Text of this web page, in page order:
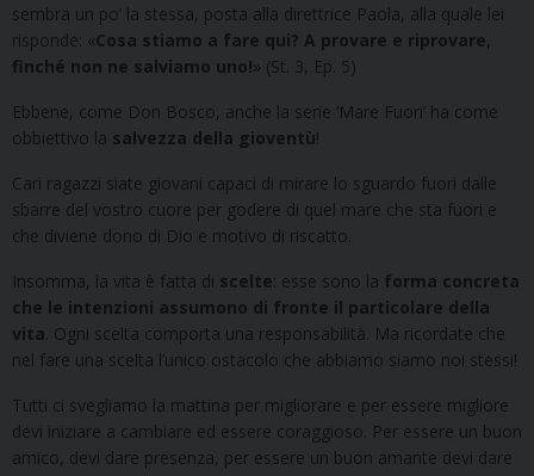
sembra un po’ la stessa, posta alla direttrice Paola, alla quale lei
risponde: «Cosa stiamo a fare qui? A provare e riprovare,
finché non ne salviamo uno!» (St. 3, Ep. 5)
Ebbene, come Don Bosco, anche la serie ‘Mare Fuori’ ha come
obbiettivo la salvezza della gioventù!
Cari ragazzi siate giovani capaci di mirare lo sguardo fuori dalle
sbarre del vostro cuore per godere di quel mare che sta fuori e
che diviene dono di Dio e motivo di riscatto.
Insomma, la vita è fatta di scelte: esse sono la forma concreta
che le intenzioni assumono di fronte il particolare della
vita. Ogni scelta comporta una responsabilità. Ma ricordate che
nel fare una scelta l’unico ostacolo che abbiamo siamo noi stessi!
Tutti ci svegliamo la mattina per migliorare e per essere migliore
devi iniziare a cambiare ed essere coraggioso. Per essere un buon
amico, devi dare presenza, per essere un buon amante devi dare